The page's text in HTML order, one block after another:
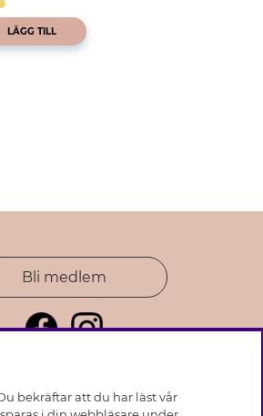
LÄGG TILL
Bli medlem
bekräftar att du har läst vår